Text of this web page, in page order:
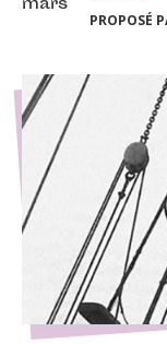
PROPOSÉ